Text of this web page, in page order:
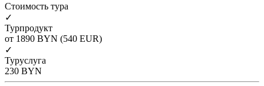
Cтоимость тура
✓
Турпродукт
от 1890 BYN (540 EUR)
✓
Туруслуга
230 BYN